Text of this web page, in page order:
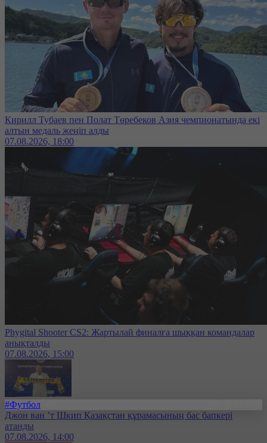
Кирилл Тубаев пен Полат Төребеков Азия чемпионатында екі
алтын медаль жеңіп алды
07.08.2026, 18:00
Phygital Shooter CS2: Жартылай финалға шыққан командалар
анықталды
07.08.2026, 15:00
#Футбол
Джон ван ’т Шкип Қазақстан құрамасының бас бапкері
атанды
07.08.2026, 14:00